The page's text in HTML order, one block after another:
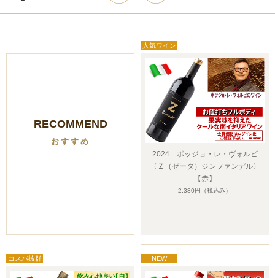
RECOMMEND
おすすめ
2024 ポッジョ・レ・ヴォルピ
〈Ｚ（ゼータ）ジンファンデル〉
【赤】
2,380円 （税込み）